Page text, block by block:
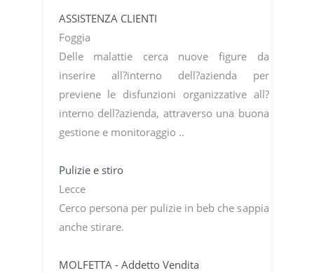
ASSISTENZA CLIENTI
Foggia
Delle malattie cerca nuove figure da
inserire all?interno dell?azienda per
previene le disfunzioni organizzative all?
interno dell?azienda, attraverso una buona
gestione e monitoraggio ..
Pulizie e stiro
Lecce
Cerco persona per pulizie in beb che sappia
anche stirare.
MOLFETTA - Addetto Vendita